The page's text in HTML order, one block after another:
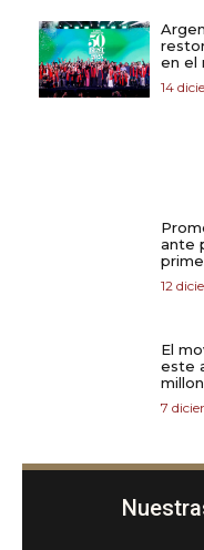
en el
14
ante
12
El
este
7